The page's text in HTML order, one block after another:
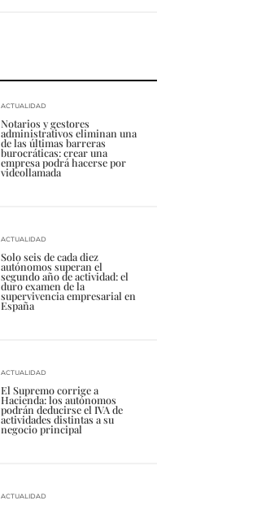
Notarios y gestores
administrativos eliminan una
de las últimas barreras
burocráticas: crear una
empresa podrá hacerse por
videollamada
ACTUALIDAD
Solo seis de cada diez
autónomos superan el
segundo año de actividad: el
duro examen de la
supervivencia empresarial en
España
ACTUALIDAD
El Supremo corrige a
Hacienda: los autónomos
podrán deducirse el IVA de
actividades distintas a su
negocio principal
ACTUALIDAD
ACTUALIDAD